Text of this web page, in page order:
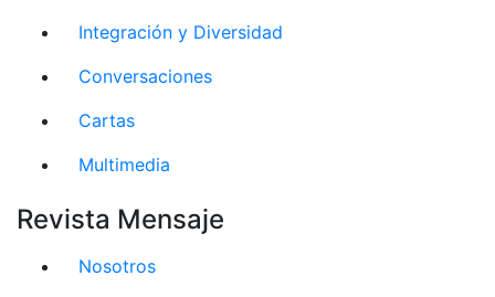
Integración y Diversidad
Conversaciones
Cartas
Multimedia
Revista Mensaje
Nosotros